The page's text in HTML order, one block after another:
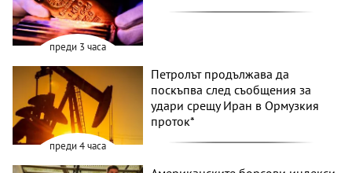
преди 3 часа
преди 4 часа
Петролът продължава да
поскъпва след съобщения за
удари срещу Иран в Ормузкия
проток*